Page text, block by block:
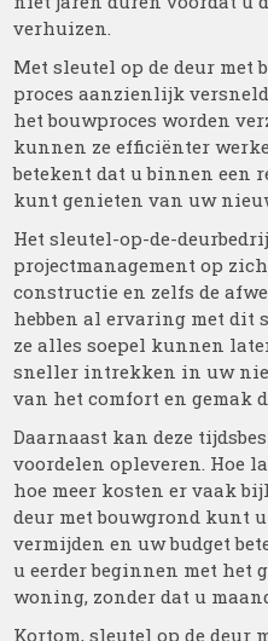
verhuizen.
Met sleutel op de deur met
proces aanzienlijk
het bouwproces worden
kunnen ze efficiënter
betekent dat u binnen een
kunt genieten van uw
Het sleutel-op-de-
projectmanagement op
constructie en zelfs de
hebben al ervaring met dit
ze alles soepel kunnen
sneller intrekken in uw
van het comfort en gemak
Daarnaast kan deze
voordelen opleveren. Hoe
hoe meer kosten er vaak
deur met bouwgrond kunt
vermijden en uw budget
u eerder beginnen met het
woning, zonder dat u
Kortom, sleutel op de deur